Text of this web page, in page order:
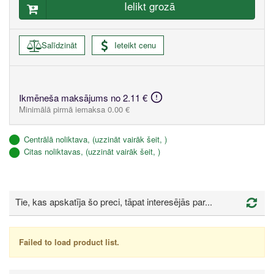
Ielikt grozā
Salīdzināt Ieteikt cenu
Ikmēneša maksājums no 2.11 €
Minimālā pirmā iemaksa 0.00 €
Centrālā noliktava, (uzzināt vairāk šeit, )
Citas noliktavas, (uzzināt vairāk šeit, )
Tie, kas apskatīja šo preci, tāpat interesējās par...
Failed to load product list.